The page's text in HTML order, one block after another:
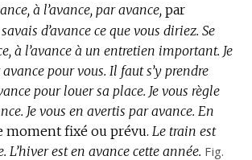
à l’avance, par avance, par
savais d’avance ce que vous diriez. Se
à l’avance à un entretien important. Je
pour vous. Il faut s’y prendre
pour louer sa place. Je vous règle
Je vous en avertis par avance. En
moment fixé ou prévu. Le train est
L’hiver est en avance cette année. Fig.